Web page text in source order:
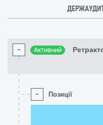
- Активний
- Позиції